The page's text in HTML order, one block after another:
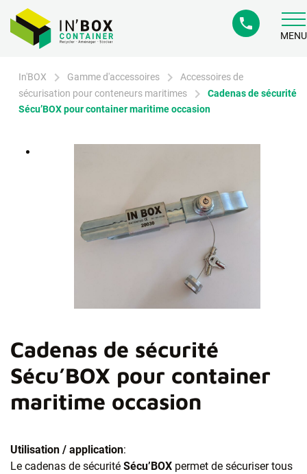
phone
MENU
In'BOX chevron_right Gamme d'accessoires chevron_right
Accessoires de
sécurisation pour conteneurs maritimes
chevron_right
Cadenas de sécurité
Sécu’BOX pour container maritime occasion
Cadenas de sécurité
Sécu’BOX pour container
maritime occasion
Utilisation / application:
Le cadenas de sécurité Sécu’BOX permet de sécuriser tous